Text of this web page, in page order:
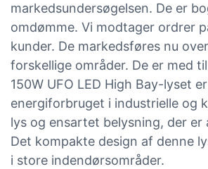
markedsundersøgelsen. De er
omdømme. Vi modtager ordrer
kunder. De markedsføres nu
forskellige områder. De er med
150W UFO LED High Bay-lyset
energiforbruget i industrielle og
lys og ensartet belysning, der
Det kompakte design af denne
i store indendørsområder.